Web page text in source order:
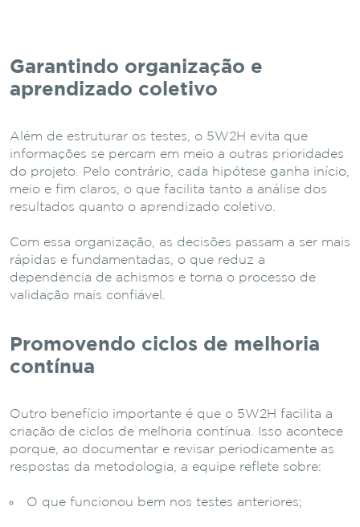
Garantindo organização e
aprendizado coletivo
Além de estruturar os testes, o 5W2H evita que
informações se percam em meio a outras prioridades
do projeto. Pelo contrário, cada hipótese ganha início,
meio e fim claros, o que facilita tanto a análise dos
resultados quanto o aprendizado coletivo.
Com essa organização, as decisões passam a ser mais
rápidas e fundamentadas, o que reduz a
dependência de achismos e torna o processo de
validação mais confiável.
Promovendo ciclos de melhoria
contínua
Outro benefício importante é que o 5W2H facilita a
criação de ciclos de melhoria contínua. Isso acontece
porque, ao documentar e revisar periodicamente as
respostas da metodologia, a equipe reflete sobre:
O que funcionou bem nos testes anteriores;